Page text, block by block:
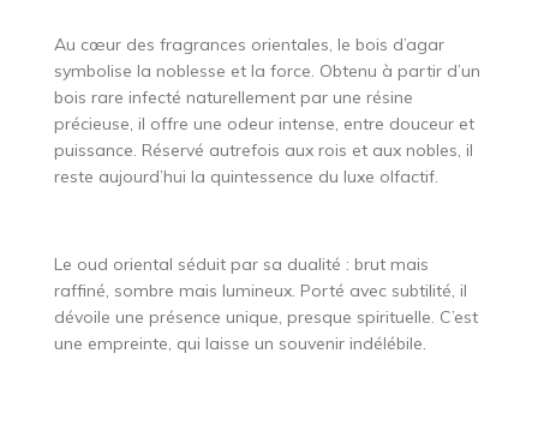
Au cœur des fragrances orientales, le bois d’agar
symbolise la noblesse et la force. Obtenu à partir d’un
bois rare infecté naturellement par une résine
précieuse, il offre une odeur intense, entre douceur et
puissance. Réservé autrefois aux rois et aux nobles, il
reste aujourd’hui la quintessence du luxe olfactif.
Le oud oriental séduit par sa dualité : brut mais
raffiné, sombre mais lumineux. Porté avec subtilité, il
dévoile une présence unique, presque spirituelle. C’est
une empreinte, qui laisse un souvenir indélébile.